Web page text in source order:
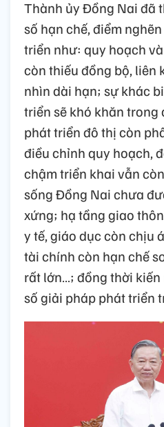
Thành ủy Đồng Nai đã
số hạn chế, điểm
triển như: quy hoạch
còn thiếu đồng bộ, liên
nhìn dài hạn; sự khác
triển sẽ khó khăn
phát triển đô thị còn
điều chỉnh quy hoạch,
chậm triển khai vẫn
sống Đồng Nai chưa
xứng; hạ tầng giao
y tế, giáo dục còn chịu
tài chính còn hạn chế
rất lớn…; đồng thời
số giải pháp phát triển